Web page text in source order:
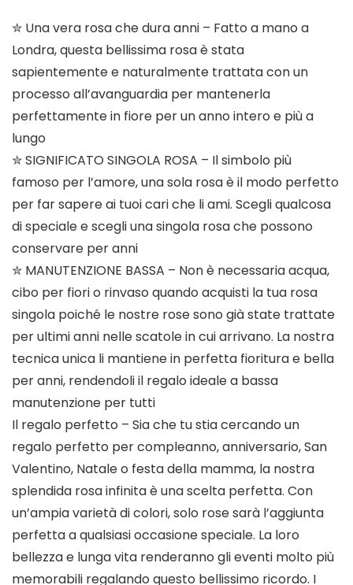
✮ Una vera rosa che dura anni – Fatto a mano a
Londra, questa bellissima rosa è stata
sapientemente e naturalmente trattata con un
processo all’avanguardia per mantenerla
perfettamente in fiore per un anno intero e più a
lungo
✮ SIGNIFICATO SINGOLA ROSA – Il simbolo più
famoso per l’amore, una sola rosa è il modo perfetto
per far sapere ai tuoi cari che li ami. Scegli qualcosa
di speciale e scegli una singola rosa che possono
conservare per anni
✮ MANUTENZIONE BASSA – Non è necessaria acqua,
cibo per fiori o rinvaso quando acquisti la tua rosa
singola poiché le nostre rose sono già state trattate
per ultimi anni nelle scatole in cui arrivano. La nostra
tecnica unica li mantiene in perfetta fioritura e bella
per anni, rendendoli il regalo ideale a bassa
manutenzione per tutti
Il regalo perfetto – Sia che tu stia cercando un
regalo perfetto per compleanno, anniversario, San
Valentino, Natale o festa della mamma, la nostra
splendida rosa infinita è una scelta perfetta. Con
un’ampia varietà di colori, solo rose sarà l’aggiunta
perfetta a qualsiasi occasione speciale. La loro
bellezza e lunga vita renderanno gli eventi molto più
memorabili regalando questo bellissimo ricordo. I